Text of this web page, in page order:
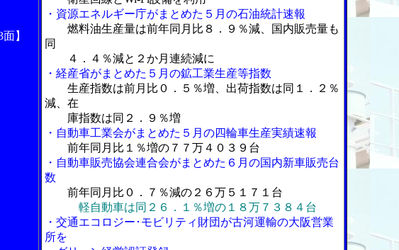
】
・資源エネルギー庁がまとめた５月の石油統計速報
燃料油生産量は前年同月比８．９％減、国内販売量も
同
４．４％減と２か月連続減に
・経産省がまとめた５月の鉱工業生産等指数
生産指数は前月比０．５％増、出荷指数は同１．２％
減、在
庫指数は同２．９％増
・自動車工業会がまとめた５月の四輪車生産実績速報
前年同月比１％増の７７万４０３９台
・自動車販売協会連合会がまとめた６月の国内新車販売台
数
前年同月比０．７％減の２６万５１７１台
軽自動車は同２６．１％増の１８万７３８４台
・交通エコロジー･モビリティ財団が古河運輸の大阪営業
所を